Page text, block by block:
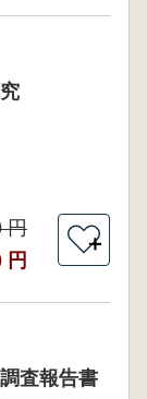
円
円
＋
査報告書